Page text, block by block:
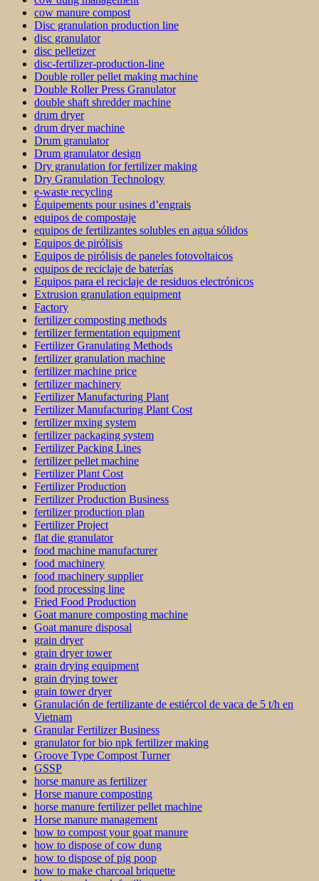
cow manure compost
Disc granulation production line
disc granulator
disc pelletizer
disc-fertilizer-production-line
Double roller pellet making machine
Double Roller Press Granulator
double shaft shredder machine
drum dryer
drum dryer machine
Drum granulator
Drum granulator design
Dry granulation for fertilizer making
Dry Granulation Technology
e-waste recycling
Équipements pour usines d’engrais
equipos de compostaje
equipos de fertilizantes solubles en agua sólidos
Equipos de pirólisis
Equipos de pirólisis de paneles fotovoltaicos
equipos de reciclaje de baterías
Equipos para el reciclaje de residuos electrónicos
Extrusion granulation equipment
Factory
fertilizer composting methods
fertilizer fermentation equipment
Fertilizer Granulating Methods
fertilizer granulation machine
fertilizer machine price
fertilizer machinery
Fertilizer Manufacturing Plant
Fertilizer Manufacturing Plant Cost
fertilizer mxing system
fertilizer packaging system
Fertilizer Packing Lines
fertilizer pellet machine
Fertilizer Plant Cost
Fertilizer Production
Fertilizer Production Business
fertilizer production plan
Fertilizer Project
flat die granulator
food machine manufacturer
food machinery
food machinery supplier
food processing line
Fried Food Production
Goat manure composting machine
Goat manure disposal
grain dryer
grain dryer tower
grain drying equipment
grain drying tower
grain tower dryer
Granulación de fertilizante de estiércol de vaca de 5 t/h en
Vietnam
Granular Fertilizer Business
granulator for bio npk fertilizer making
Groove Type Compost Turner
GSSP
horse manure as fertilizer
Horse manure composting
horse manure fertilizer pellet machine
Horse manure management
how to compost your goat manure
how to dispose of cow dung
how to dispose of pig poop
how to make charcoal briquette